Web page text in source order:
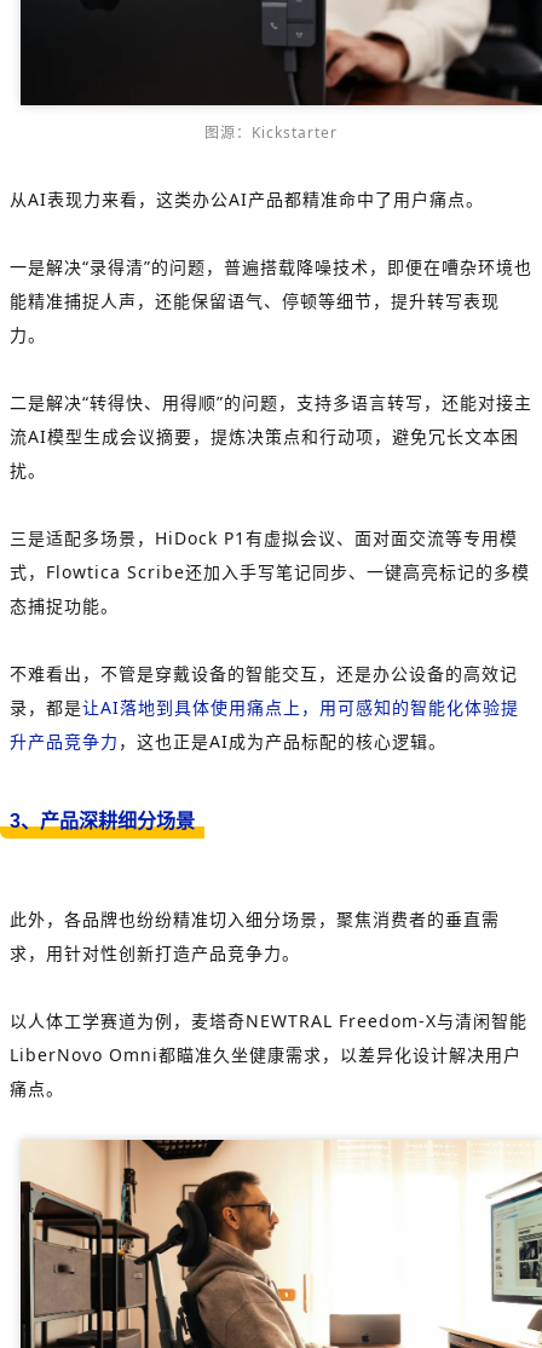
图源：Kickstarter
从AI表现力来看，这类办公AI产品都精准命中了用户痛点。
一是解决“录得清”的问题，普遍搭载降噪技术，即便在嘈杂环境也
能精准捕捉人声，还能保留语气、停顿等细节，提升转写表现
力。
二是解决“转得快、用得顺”的问题，支持多语言转写，还能对接主
流AI模型生成会议摘要，提炼决策点和行动项，避免冗长文本困
扰。
三是适配多场景，HiDock P1有虚拟会议、面对面交流等专用模
式，Flowtica Scribe还加入手写笔记同步、一键高亮标记的多模
态捕捉功能。
不难看出，不管是穿戴设备的智能交互，还是办公设备的高效记
录，都是让AI落地到具体使用痛点上，用可感知的智能化体验提
升产品竞争力 ，这也正是AI成为产品标配的核心逻辑。
3、产品深耕细分场景
此外，各品牌也纷纷精准切入细分场景，聚焦消费者的垂直需
求，用针对性创新打造产品竞争力。
以人体工学赛道为例，麦塔奇NEWTRAL Freedom-X与清闲智能
LiberNovo Omni都瞄准久坐健康需求，以差异化设计解决用户
痛点。